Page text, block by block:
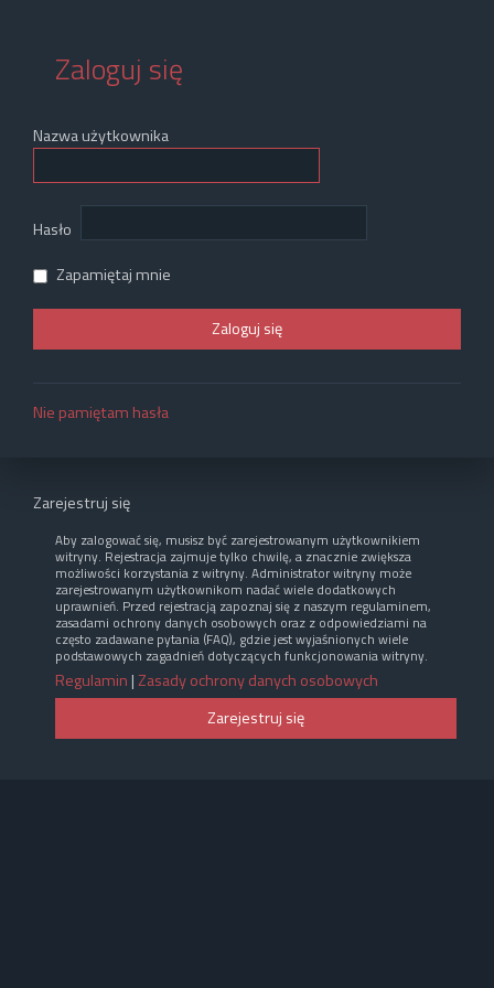
Zaloguj się
Nazwa użytkownika
Hasło
Zapamiętaj mnie
Nie pamiętam hasła
Zarejestruj się
Aby zalogować się, musisz być zarejestrowanym użytkownikiem
witryny. Rejestracja zajmuje tylko chwilę, a znacznie zwiększa
możliwości korzystania z witryny. Administrator witryny może
zarejestrowanym użytkownikom nadać wiele dodatkowych
uprawnień. Przed rejestracją zapoznaj się z naszym regulaminem,
zasadami ochrony danych osobowych oraz z odpowiedziami na
często zadawane pytania (FAQ), gdzie jest wyjaśnionych wiele
podstawowych zagadnień dotyczących funkcjonowania witryny.
Regulamin | Zasady ochrony danych osobowych
Zarejestruj się